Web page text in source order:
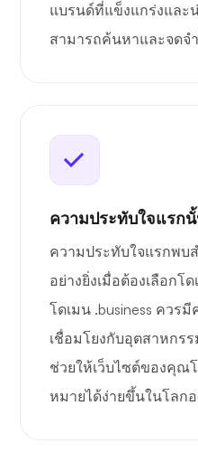
แบรนด์ที่แข็งแกร่งและ
สามารถค้นหาและจดจ
ความประทับใจแรก
ความประทับใจแรกพบ
อย่างยิ่งเมื่อต้องเลือก
โดเมน .business ควร
เชื่อมโยงกับอุตสาหกร
ช่วยให้เว็บไซต์ของคุณ
หมายได้ง่ายขึ้นในโลก